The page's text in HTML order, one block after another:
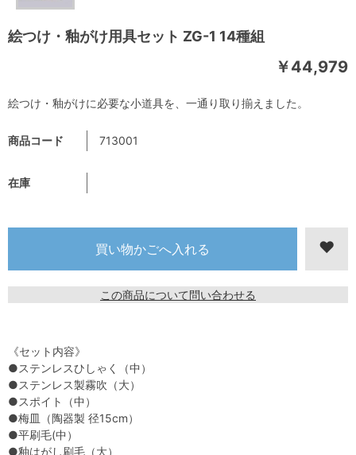
絵つけ・釉がけ用具セット ZG-1 14種組
￥44,979
商品コード 713001
在庫
この商品について問い合わせる
絵つけ・釉がけに必要な小道具を、一通り取り揃えました。
《セット内容》
●ステンレスひしゃく（中）
●ステンレス製霧吹（大）
●スポイト（中）
●梅皿（陶器製 径15cm）
●平刷毛(中）
●釉はがし刷毛（大）